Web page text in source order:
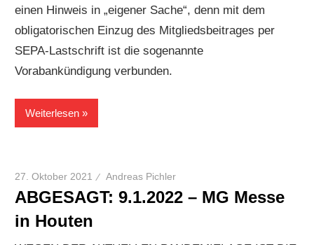
einen Hinweis in „eigener Sache“, denn mit dem
obligatorischen Einzug des Mitgliedsbeitrages per
SEPA-Lastschrift ist die sogenannte
Vorabankündigung verbunden.
Weiterlesen
27. Oktober 2021 Andreas Pichler
ABGESAGT: 9.1.2022 – MG Messe
in Houten